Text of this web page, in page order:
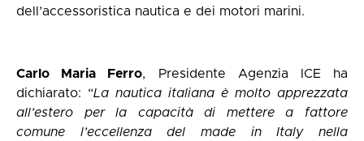
dell’accessoristica nautica e dei motori marini.
Carlo Maria Ferro, Presidente Agenzia ICE ha
dichiarato: “La nautica italiana è molto apprezzata
all’estero per la capacità di mettere a fattore
comune l’eccellenza del made in Italy nella